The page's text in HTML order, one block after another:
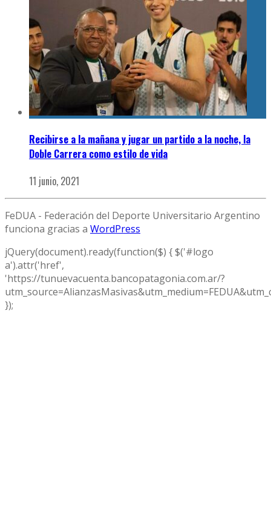
Recibirse a la mañana y jugar un partido a la noche, la
Doble Carrera como estilo de vida
11 junio, 2021
FeDUA - Federación del Deporte Universitario Argentino
funciona gracias a WordPress
jQuery(document).ready(function($) { $('#logo
a').attr('href',
'https://tunuevacuenta.bancopatagonia.com.ar/?
});